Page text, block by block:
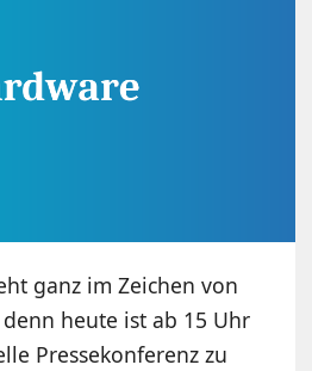
ganz im Zeichen von
heute ist ab 15 Uhr
Pressekonferenz zu